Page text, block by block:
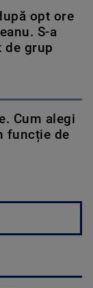
opt ore
S-a
de grup
Cum alegi
funcție de